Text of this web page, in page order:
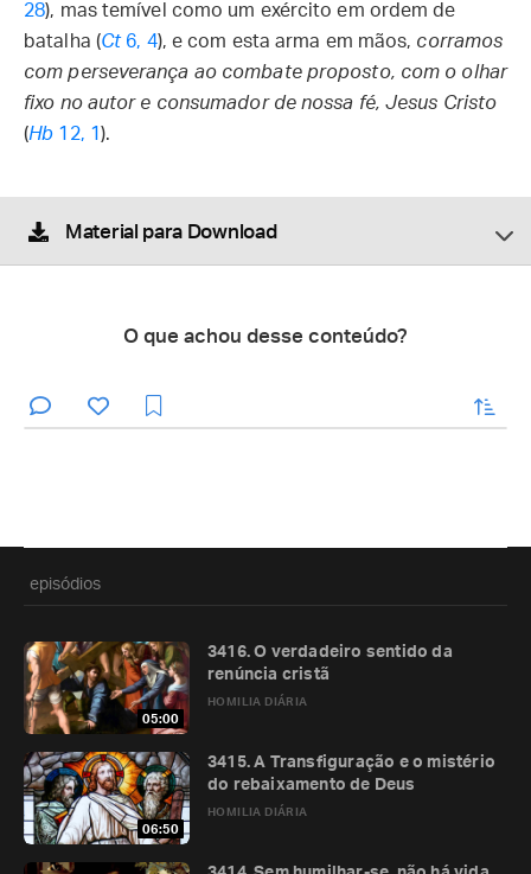
28), mas temível como um exército em ordem de
batalha (Ct6, 4), e com esta arma em mãos, corramos
com perseverança ao combate proposto, com o olhar
fixo no autor e consumador de nossa fé, Jesus Cristo
(Hb 12, 1 ).
Material para Download
O que achou desse conteúdo?
enviar
episódios
05:00
HOMILIA DIÁRIA
3416. O verdadeiro sentido da
renúncia cristã
06:50
HOMILIA DIÁRIA
3415. A Transfiguração e o mistério
do rebaixamento de Deus